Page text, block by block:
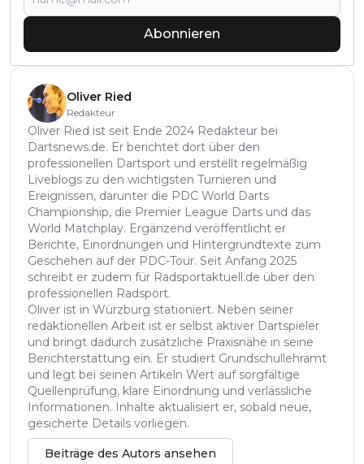
Abonnieren
Oliver Ried
Redakteur
Oliver Ried ist seit Ende 2024 Redakteur bei
Dartsnews.de. Er berichtet dort über den
professionellen Dartsport und erstellt regelmäßig
Liveblogs zu den wichtigsten Turnieren und
Ereignissen, darunter die PDC World Darts
Championship, die Premier League Darts und das
World Matchplay. Ergänzend veröffentlicht er
Berichte, Einordnungen und Hintergrundtexte zum
Geschehen auf der PDC-Tour. Seit Anfang 2025
schreibt er zudem für Radsportaktuell.de über den
professionellen Radsport.
Oliver ist in Würzburg stationiert. Neben seiner
redaktionellen Arbeit ist er selbst aktiver Dartspieler
und bringt dadurch zusätzliche Praxisnähe in seine
Berichterstattung ein. Er studiert Grundschullehramt
und legt bei seinen Artikeln Wert auf sorgfältige
Quellenprüfung, klare Einordnung und verlässliche
Informationen. Inhalte aktualisiert er, sobald neue,
gesicherte Details vorliegen.
Beiträge des Autors ansehen